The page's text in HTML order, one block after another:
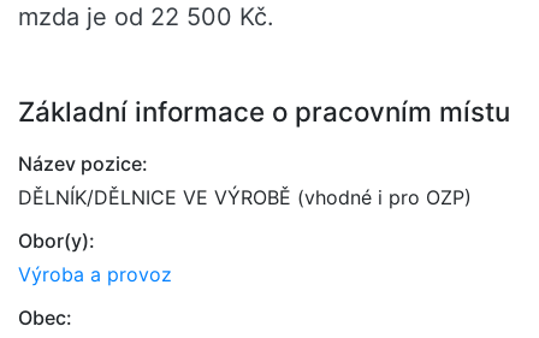
mzda je od 22 500 Kč.
Základní informace o pracovním místu
Název pozice:
DĚLNÍK/DĚLNICE VE VÝROBĚ (vhodné i pro OZP)
Obor(y):
Výroba a provoz
Obec: